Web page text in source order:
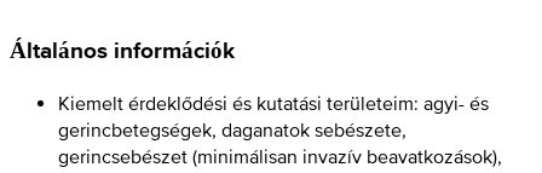
Általános információk
Kiemelt érdeklődési és kutatási területeim: agyi- és
gerincbetegségek, daganatok sebészete,
gerincsebészet (minimálisan invazív beavatkozások),